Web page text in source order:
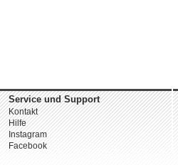
Service und Support
Kontakt
Hilfe
Instagram
Facebook